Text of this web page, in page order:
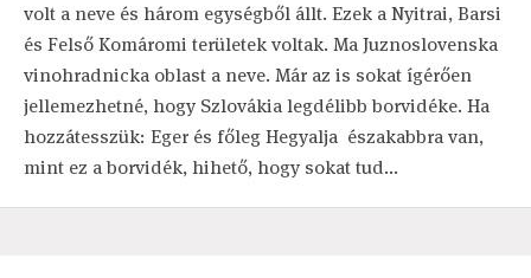
volt a neve és három egységből állt. Ezek a Nyitrai, Barsi
és Felső Komáromi területek voltak. Ma Juznoslovenska
vinohradnicka oblast a neve. Már az is sokat ígérően
jellemezhetné, hogy Szlovákia legdélibb borvidéke. Ha
hozzátesszük: Eger és főleg Hegyalja északabbra van,
mint ez a borvidék, hihető, hogy sokat tud...